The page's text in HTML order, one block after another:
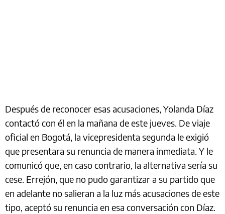
Después de reconocer esas acusaciones, Yolanda Díaz
contactó con él en la mañana de este jueves. De viaje
oficial en Bogotá, la vicepresidenta segunda le exigió
que presentara su renuncia de manera inmediata. Y le
comunicó que, en caso contrario, la alternativa sería su
cese. Errejón, que no pudo garantizar a su partido que
en adelante no salieran a la luz más acusaciones de este
tipo, aceptó su renuncia en esa conversación con Díaz.